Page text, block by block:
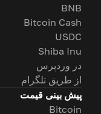
BNB
Bitcoin Cash
USDC
Shiba Inu
در وردپرس
از طریق تلگرام
پیش بینی قیمت
Bitcoin